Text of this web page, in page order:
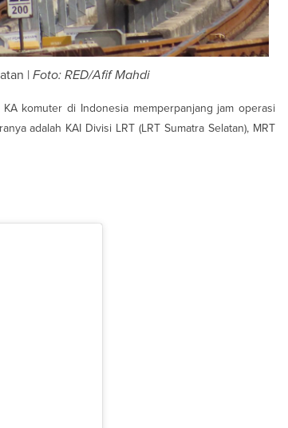
| Foto: RED/Afif Mahdi
komuter di Indonesia memperpanjang jam operasi
adalah KAI Divisi LRT (LRT Sumatra Selatan), MRT